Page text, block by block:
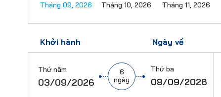
Tháng 09, 2026 Tháng 10, 2026 Tháng 11, 2026
Khởi hành Ngày về
Thứ năm
03/09/2026
6
ngày
Thứ ba
08/09/2026